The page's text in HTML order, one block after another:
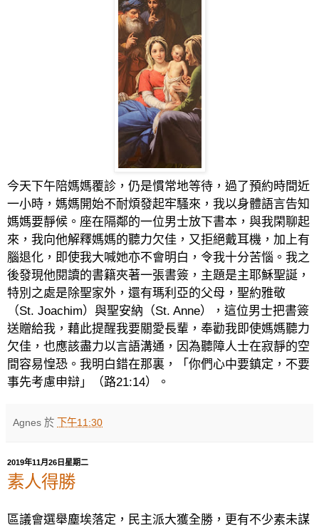
今天下午陪媽媽覆診，仍是慣常地等待，過了預約時間近
一小時，媽媽開始不耐煩發起牢騷來，我以身體語言告知
媽媽要靜候。座在隔鄰的一位男士放下書本，與我閑聊起
來，我向他解釋媽媽的聽力欠佳，又拒絕戴耳機，加上有
腦退化，即使我大喊她亦不會明白，令我十分苦惱。我之
後發現他閱讀的書籍夾著一張書簽，主題是主耶穌聖誕，
特別之處是除聖家外，還有瑪利亞的父母，聖約雅敬
（St. Joachim）與聖安納（St. Anne），這位男士把書簽
送贈給我，藉此提醒我要關愛長輩，奉勸我即使媽媽聽力
欠佳，也應該盡力以言語溝通，因為聽障人士在寂靜的空
間容易惶恐。我明白錯在那裏，「你們心中要鎮定，不要
事先考慮申辯」（路21:14）。
Agnes 於 下午11:30
2019年11月26日星期二
素人得勝
區議會選舉塵埃落定，民主派大獲全勝，更有不少素未謀